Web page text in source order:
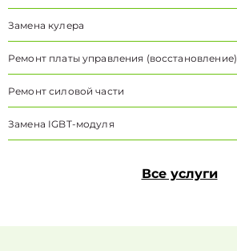
Замена кулера
Ремонт платы управления (восстановление)
Ремонт силовой части
Замена IGBT-модуля
Все услуги